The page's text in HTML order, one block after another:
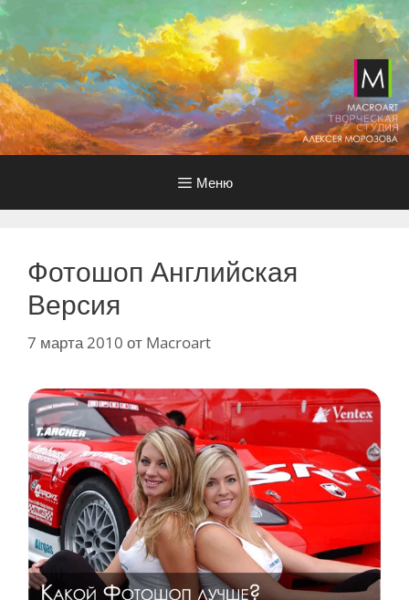
Перейти
к
содержимому
Меню
Фотошоп Английская
Версия
7 марта 2010 от Macroart